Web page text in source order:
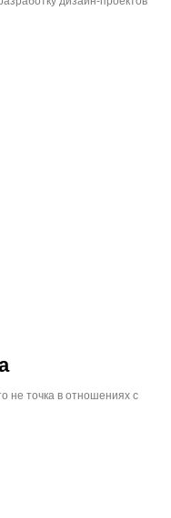
не точка в отношениях с